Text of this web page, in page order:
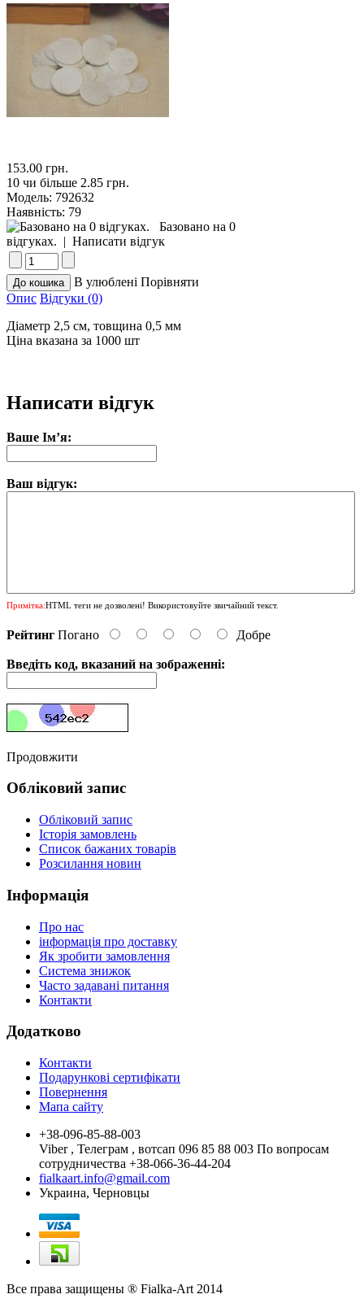
153.00 грн.
10 чи більше 2.85 грн.
Модель: 792632
Наявність: 79
Базовано на 0
відгуках. | Написати відгук
В улюблені Порівняти
Опис Відгуки (0)
Діаметр 2,5 см, товщина 0,5 мм
Ціна вказана за 1000 шт
Написати відгук
Ваше Ім’я:
Ваш відгук:
Примітка:HTML теги не дозволені! Використовуйте звичайний текст.
Рейтинг Погано Добре
Введіть код, вказаний на зображенні:
Продовжити
Обліковий запис
Обліковий запис
Історія замовлень
Список бажаних товарів
Розсилання новин
Інформація
Про нас
інформація про доставку
Як зробити замовлення
Система знижок
Часто задавані питання
Контакти
Додатково
Контакти
Подарункові сертифікати
Повернення
Мапа сайту
+38-096-85-88-003
Viber , Телеграм , вотсап 096 85 88 003 По вопросам
сотрудничества +38-066-36-44-204
fialkaart.info@gmail.com
Украина, Черновцы
Все права защищены ® Fialka-Art 2014